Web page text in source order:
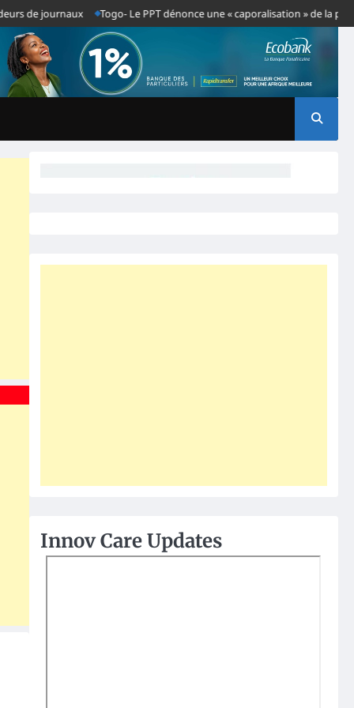
de journaux Togo- Le PPT dénonce une « caporalisation » de la presse
Innov Care Updates